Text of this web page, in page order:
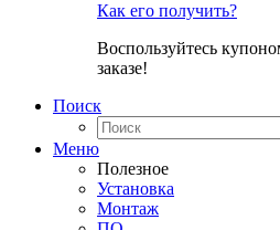
Как его получить?
Воспользуйтесь
заказе!
Поиск
Меню
Полезное
Установка
Монтаж